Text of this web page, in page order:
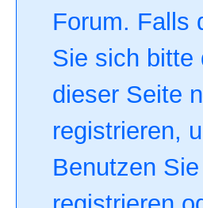
Forum. Falls
Sie sich bitte
dieser Seite
registrieren,
Benutzen